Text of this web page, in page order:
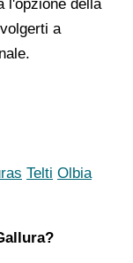
l'opzione della
a
Telti Olbia